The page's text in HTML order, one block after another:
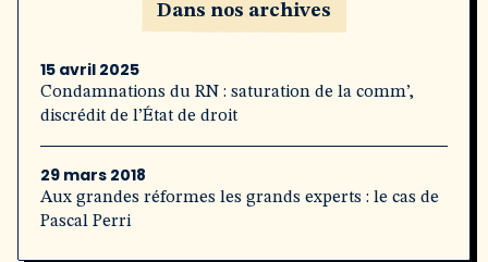
Dans nos archives
15 avril 2025
Condamnations du RN : saturation de la comm’,
discrédit de l’État de droit
29 mars 2018
Aux grandes réformes les grands experts : le cas de
Pascal Perri